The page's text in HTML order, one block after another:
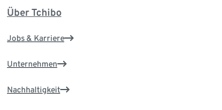
Über Tchibo
Jobs & Karriere
Unternehmen
Nachhaltigkeit